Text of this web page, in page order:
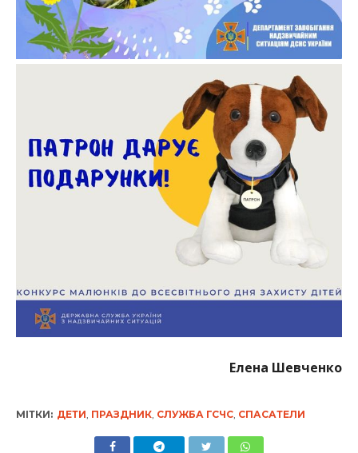
Елена Шевченко
МІТКИ: ДЕТИ, ПРАЗДНИК, СЛУЖБА ГСЧС, СПАСАТЕЛИ